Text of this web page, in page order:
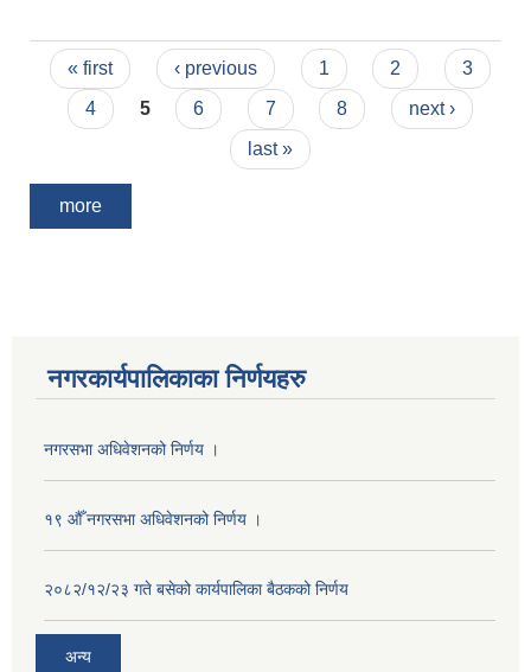
Pages
« first ‹ previous 1 2
3
4
5 6 7 8
next ›
last »
more
नगरकार्यपालिकाका निर्णयहरु
नगरसभा अधिवेशनको निर्णय ।
१९ औँ नगरसभा अधिवेशनको निर्णय ।
२०८२/१२/२३ गते बसेको कार्यपालिका बैठकको निर्णय
अन्य